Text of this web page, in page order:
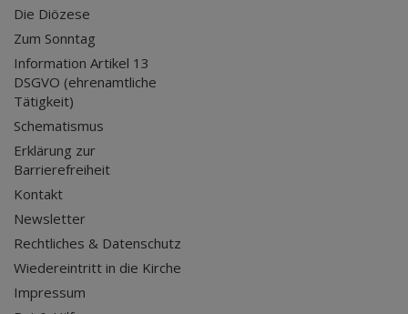
Die Diözese
Zum Sonntag
Information Artikel 13
DSGVO (ehrenamtliche
Tätigkeit)
Schematismus
Erklärung zur
Barrierefreiheit
Kontakt
Newsletter
Rechtliches & Datenschutz
Wiedereintritt in die Kirche
Impressum